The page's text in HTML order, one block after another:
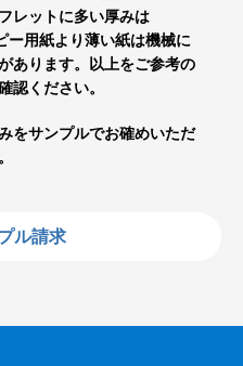
レットに多い厚みは
ー用紙より薄い紙は機械に
あります。以上をご参考の
認ください。
をサンプルでお確めいただ
ル請求